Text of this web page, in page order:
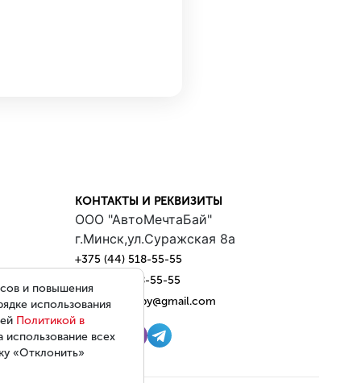
КОНТАКТЫ И РЕКВИЗИТЫ
ООО "АвтоМечтаБай"
г.Минск,ул.Суражская 8a
+375 (44) 518-55-55
+375 (25) 518-55-55
automechta.by@gmail.com
и повышения
использования
Политикой в
всех
«Отклонить»